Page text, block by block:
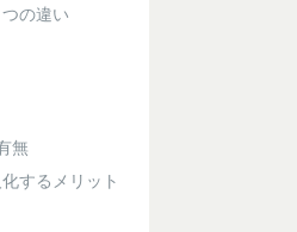
の違い
無
するメリット